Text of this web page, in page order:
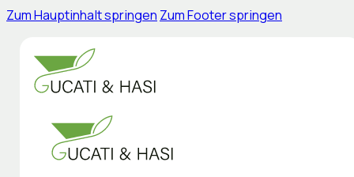
Zum Hauptinhalt springen Zum Footer springen